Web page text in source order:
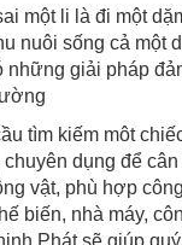
một li là đi một
nuôi sống cả một
những giải pháp
tìm kiếm môt
dụng để
vật, phù hợp
biến, nhà máy,
Phát sẽ giúp